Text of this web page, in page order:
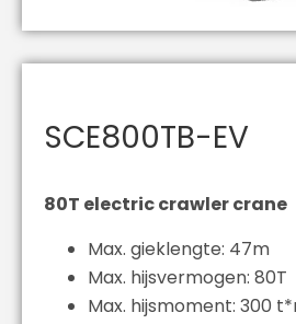
SCE800TB-EV
80T electric crawler crane
Max. gieklengte: 47m
Max. hijsvermogen: 80T
Max. hijsmoment: 300